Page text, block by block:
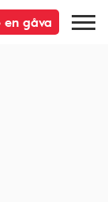
en gåva